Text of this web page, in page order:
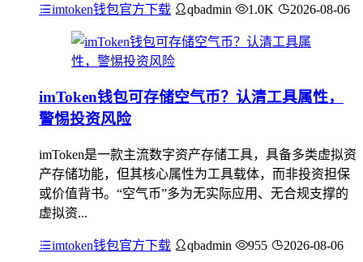
imtoken钱包官方下载 qbadmin 1.0K 2026-08-06
imToken钱包可存储空气币？认清工具属性，
警惕投资风险
imToken是一款主流数字资产存储工具，具备多类虚拟资
产存储功能，但其核心属性为工具载体，而非投资担保
或价值背书。“空气币”多为无实际应用、无合规支撑的
虚拟资...
imtoken钱包官方下载 qbadmin 955 2026-08-06